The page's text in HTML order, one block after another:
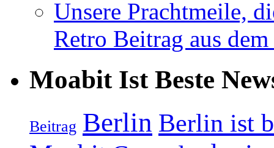
Unsere Prachtmeile,
Retro Beitrag aus
Moabit Ist Beste
Beitrag Berlin Berlin ist